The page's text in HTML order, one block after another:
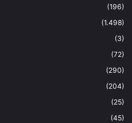
(196)
(1.498)
(3)
(72)
(290)
(204)
(25)
(45)